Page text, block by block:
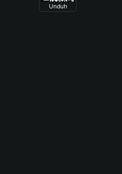
Unduh